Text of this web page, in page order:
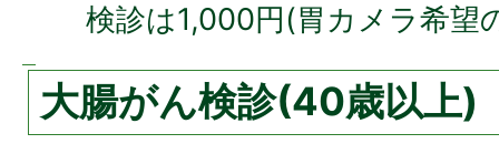
検診は1,000円(胃カメラ希望
大腸がん検診(40歳以上)